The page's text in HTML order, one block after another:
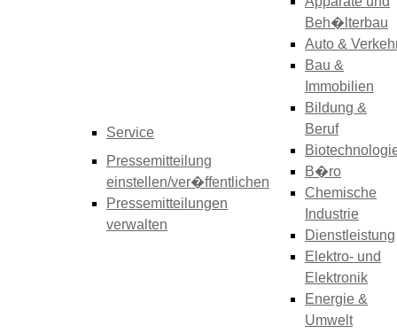
Service
Pressemitteilung
einstellen/ver�ffentlichen
Pressemitteilungen
verwalten
Beh�lterbau
Auto &
Bau &
Immobilien
Bildung &
Beruf
B�ro
Chemische
Industrie
Dienstleistung
Elektro- und
Elektronik
Energie &
Umwelt